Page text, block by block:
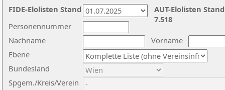
Nachname
Vorname
Ebene
Personennummer
Bundesland
Spgem./Kreis/Verein
AUT-Elolisten
7.518
FIDE-Elolisten Stand